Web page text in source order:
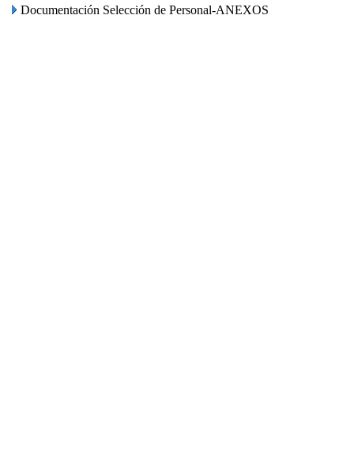
Documentación Selección de Personal-ANEXOS